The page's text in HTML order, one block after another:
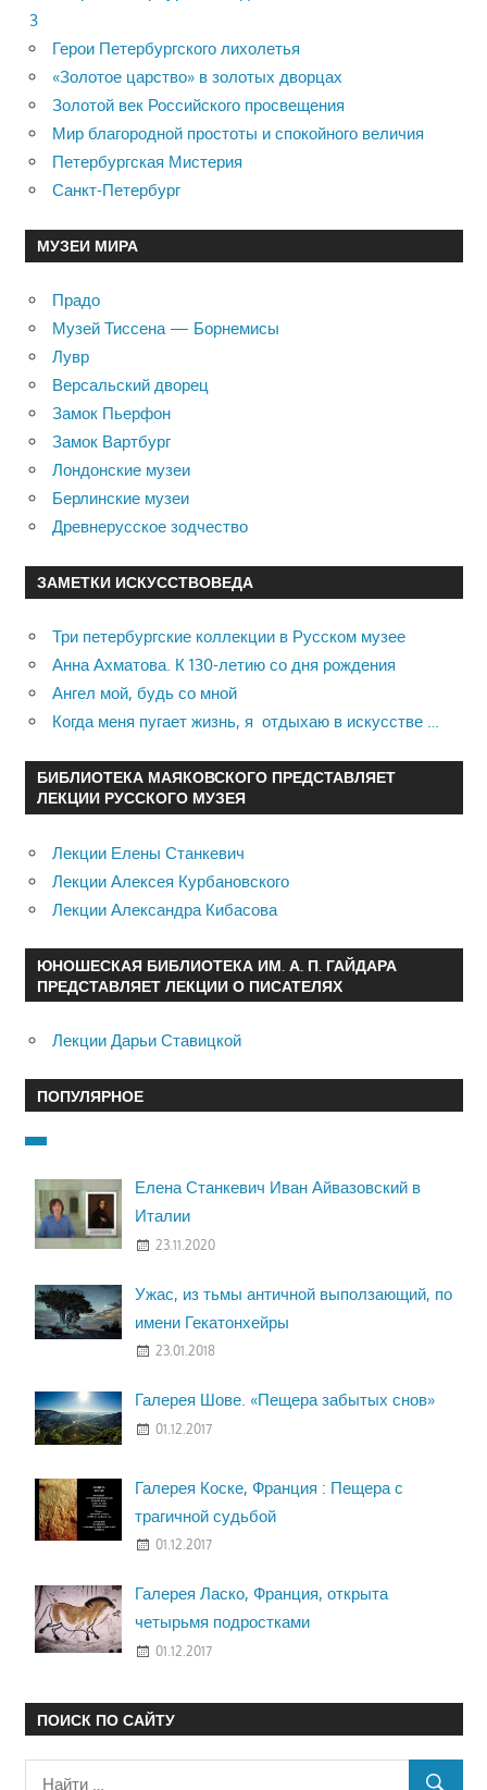
3
Герои Петербургского лихолетья
«Золотое царство» в золотых дворцах
Золотой век Российского просвещения
Мир благородной простоты и спокойного величия
Петербургская Мистерия
Санкт-Петербург
МУЗЕИ МИРА
Прадо
Музей Тиссена — Борнемисы
Лувр
Версальский дворец
Замок Пьерфон
Замок Вартбург
Лондонские музеи
Берлинские музеи
Древнерусское зодчество
ЗАМЕТКИ ИСКУССТВОВЕДА
Три петербургские коллекции в Русском музее
Анна Ахматова. К 130-летию со дня рождения
Ангел мой, будь со мной
Когда меня пугает жизнь, я отдыхаю в искусстве …
БИБЛИОТЕКА МАЯКОВСКОГО ПРЕДСТАВЛЯЕТ
ЛЕКЦИИ РУССКОГО МУЗЕЯ
Лекции Елены Станкевич
Лекции Алексея Курбановского
Лекции Александра Кибасова
ЮНОШЕСКАЯ БИБЛИОТЕКА ИМ. А. П. ГАЙДАРА
ПРЕДСТАВЛЯЕТ ЛЕКЦИИ О ПИСАТЕЛЯХ
Лекции Дарьи Ставицкой
ПОПУЛЯРНОЕ
Елена Станкевич Иван Айвазовский в
Италии
23.11.2020
Ужас, из тьмы античной выползающий, по
имени Гекатонхейры
23.01.2018
Галерея Шове. «Пещера забытых снов»
01.12.2017
Галерея Коске, Франция : Пещера с
трагичной судьбой
01.12.2017
Галерея Ласко, Франция, открыта
четырьмя подростками
01.12.2017
ПОИСК ПО САЙТУ